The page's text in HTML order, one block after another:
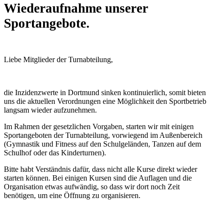
Wiederaufnahme unserer
Sportangebote.
Liebe Mitglieder der Turnabteilung,
die Inzidenzwerte in Dortmund sinken kontinuierlich, somit bieten
uns die aktuellen Verordnungen eine Möglichkeit den Sportbetrieb
langsam wieder aufzunehmen.
Im Rahmen der gesetzlichen Vorgaben, starten wir mit einigen
Sportangeboten der Turnabteilung, vorwiegend im Außenbereich
(Gymnastik und Fitness auf den Schulgeländen, Tanzen auf dem
Schulhof oder das Kinderturnen).
Bitte habt Verständnis dafür, dass nicht alle Kurse direkt wieder
starten können. Bei einigen Kursen sind die Auflagen und die
Organisation etwas aufwändig, so dass wir dort noch Zeit
benötigen, um eine Öffnung zu organisieren.